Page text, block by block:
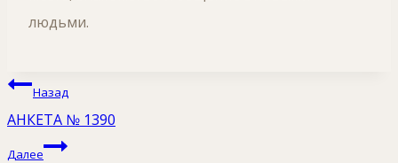
людьми.
Навигация
по
записям
Назад
АНКЕТА № 1390
Далее